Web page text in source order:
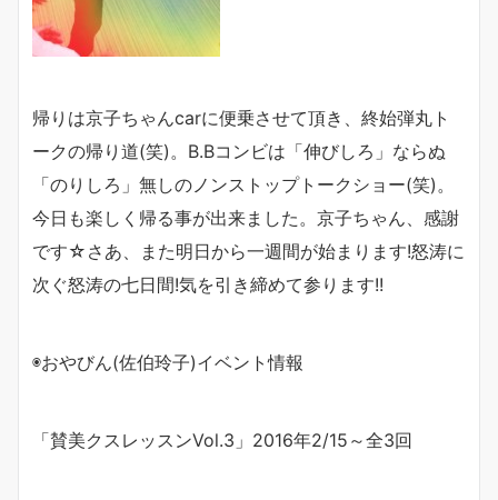
帰りは京子ちゃんcarに便乗させて頂き、終始弾丸ト
ークの帰り道(笑)。B.Bコンビは「伸びしろ」ならぬ
「のりしろ」無しのノンストップトークショー(笑)。
今日も楽しく帰る事が出来ました。京子ちゃん、感謝
です☆さあ、また明日から一週間が始まります!怒涛に
次ぐ怒涛の七日間!気を引き締めて参ります!!
◉おやびん(佐伯玲子)イベント情報
「賛美クスレッスンVol.3 」 2016年2/15 ～全3回